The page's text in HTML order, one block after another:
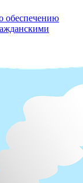
обеспечению